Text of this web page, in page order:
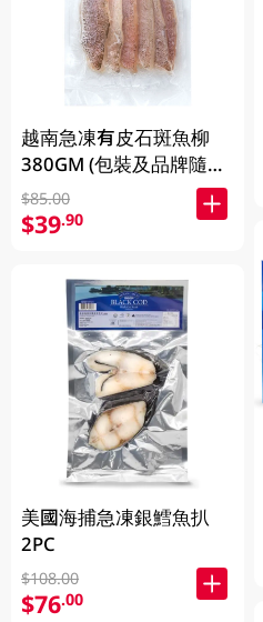
越南急凍有皮石斑魚柳
380GM (包裝及品牌隨機
發放)
$85.00
$39.90
美國海捕急凍銀鱈魚扒
2PC
$108.00
$76.00